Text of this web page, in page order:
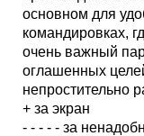
основном для
командировках,
очень важный
оглашенных
непростительно
+ за экран
- - - - - за